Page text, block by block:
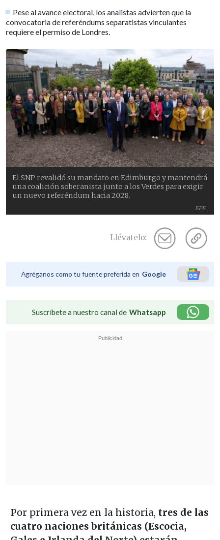
Pese al avance electoral, los analistas advierten que la
convocatoria de referéndums separatistas vinculantes
requiere el permiso de Londres.
EFE
El SNP revalidó su mandato en Edimburgo y mantendrá
una coalición soberanista junto a los Verdes para exigir
un nuevo referéndum hacia 2028.
Llévatelo:
Agréganos como tu fuente preferida en Google
Suscríbete a nuestro canal de Whatsapp
Por primera vez en la historia, tres de las
cuatro naciones británicas (Escocia,